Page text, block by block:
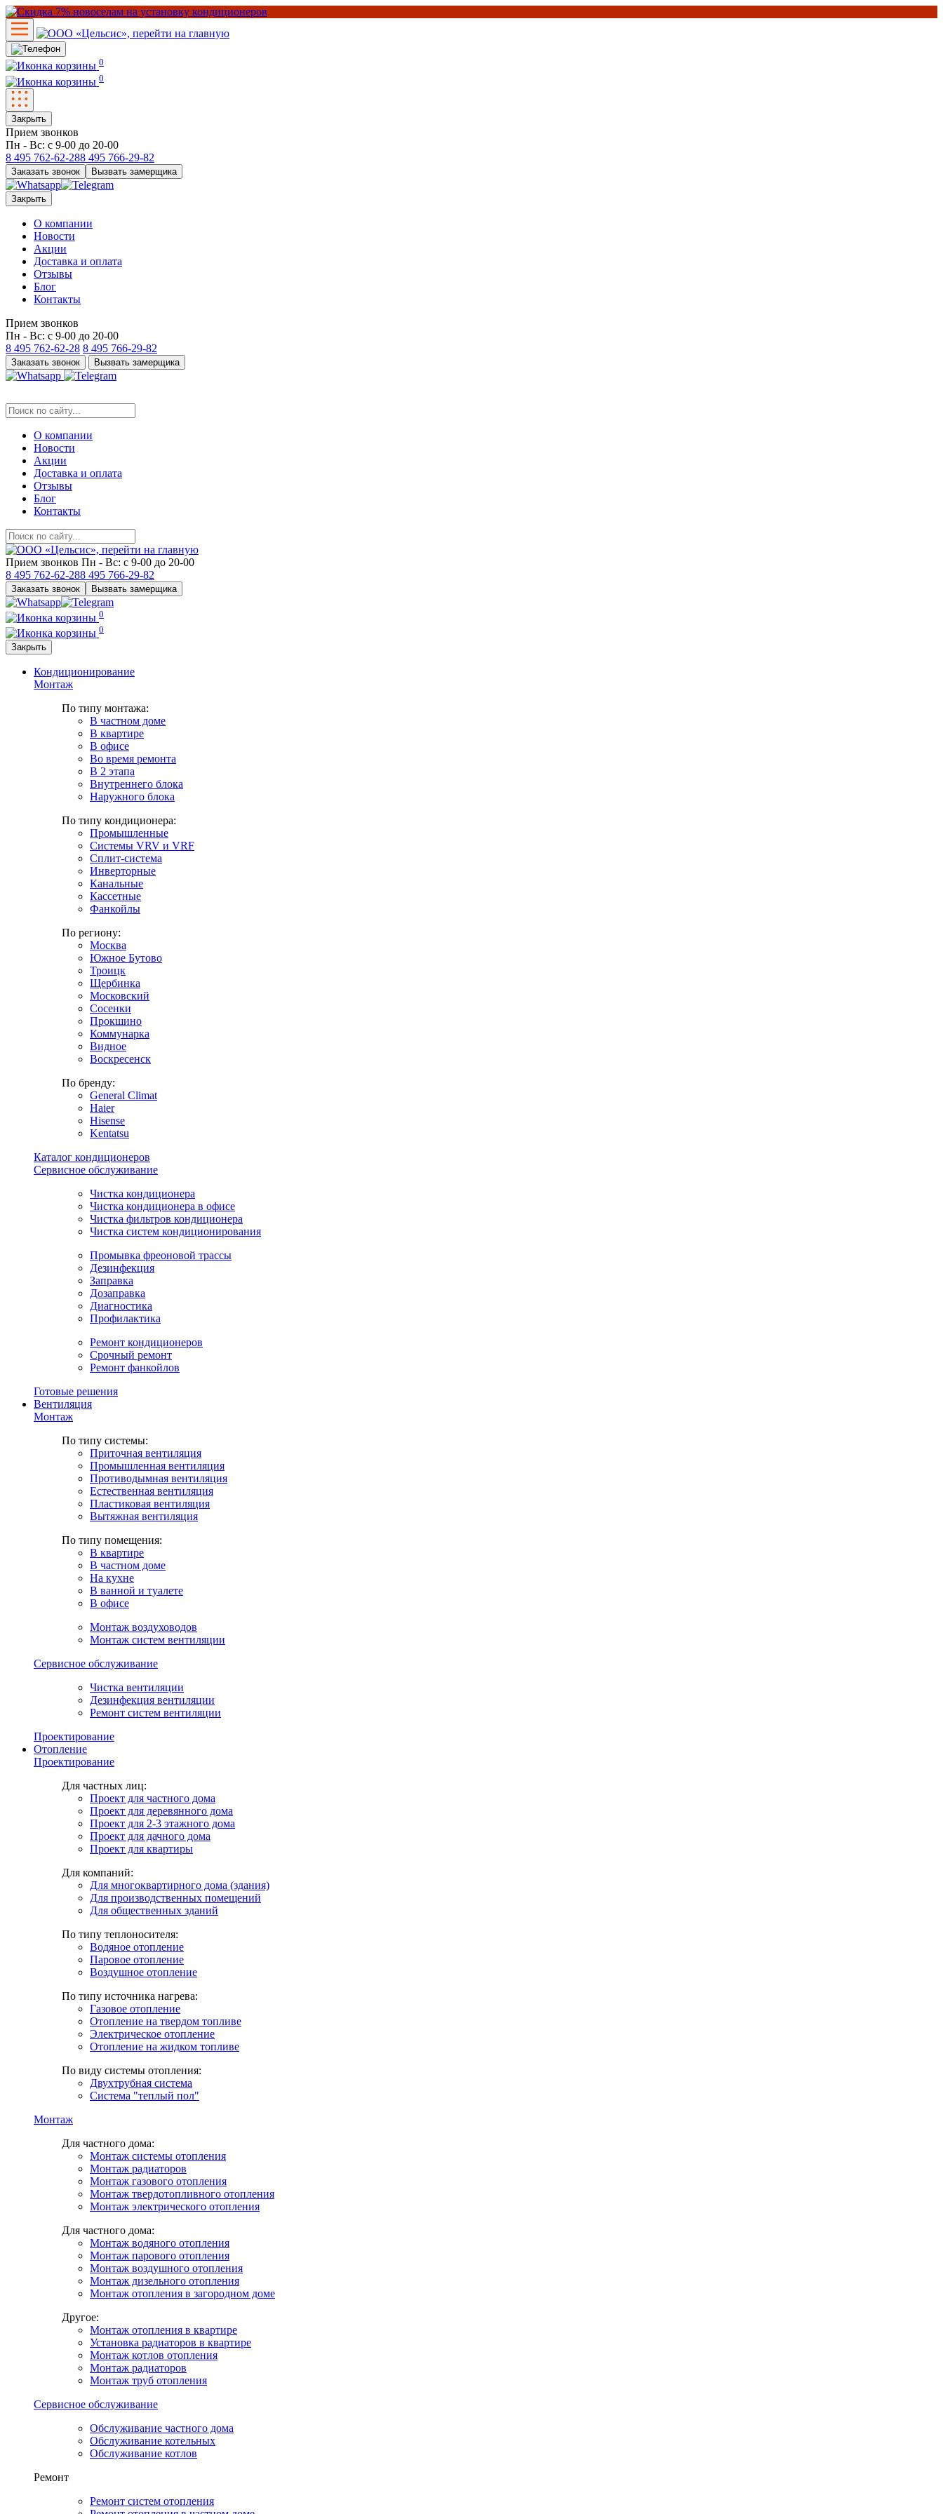
0
0
Закрыть
Прием звонков
Пн - Вс: с 9-00 до 20-00
8 495 762-62-288 495 766-29-82
Заказать звонок Вызвать замерщика
Закрыть
О компании
Новости
Акции
Доставка и оплата
Отзывы
Блог
Контакты
Прием звонков
Пн - Вс: с 9-00 до 20-00
8 495 762-62-28 8 495 766-29-82
Заказать звонок Вызвать замерщика
О компании
Новости
Акции
Доставка и оплата
Отзывы
Блог
Контакты
Прием звонков Пн - Вс: с 9-00 до 20-00
8 495 762-62-288 495 766-29-82
Заказать звонок Вызвать замерщика
0
0
Закрыть
Кондиционирование
Монтаж
По типу монтажа:
В частном доме
В квартире
В офисе
Во время ремонта
В 2 этапа
Внутреннего блока
Наружного блока
По типу кондиционера:
Промышленные
Системы VRV и VRF
Сплит-система
Инверторные
Канальные
Кассетные
Фанкойлы
По региону:
Москва
Южное Бутово
Троицк
Щербинка
Московский
Сосенки
Прокшино
Коммунарка
Видное
Воскресенск
По бренду:
General Climat
Haier
Hisense
Kentatsu
Каталог кондиционеров
Сервисное обслуживание
Чистка кондиционера
Чистка кондиционера в офисе
Чистка фильтров кондиционера
Чистка систем кондиционирования
Промывка фреоновой трассы
Дезинфекция
Заправка
Дозаправка
Диагностика
Профилактика
Ремонт кондиционеров
Срочный ремонт
Ремонт фанкойлов
Готовые решения
Вентиляция
Монтаж
По типу системы:
Приточная вентиляция
Промышленная вентиляция
Противодымная вентиляция
Естественная вентиляция
Пластиковая вентиляция
Вытяжная вентиляция
По типу помещения:
В квартире
В частном доме
На кухне
В ванной и туалете
В офисе
Монтаж воздуховодов
Монтаж систем вентиляции
Сервисное обслуживание
Чистка вентиляции
Дезинфекция вентиляции
Ремонт систем вентиляции
Проектирование
Отопление
Проектирование
Для частных лиц:
Проект для частного дома
Проект для деревянного дома
Проект для 2-3 этажного дома
Проект для дачного дома
Проект для квартиры
Для компаний:
Для многоквартирного дома (здания)
Для производственных помещений
Для общественных зданий
По типу теплоносителя:
Водяное отопление
Паровое отопление
Воздушное отопление
По типу источника нагрева:
Газовое отопление
Отопление на твердом топливе
Электрическое отопление
Отопление на жидком топливе
По виду системы отопления:
Двухтрубная система
Система "теплый пол"
Монтаж
Для частного дома:
Монтаж системы отопления
Монтаж радиаторов
Монтаж газового отопления
Монтаж твердотопливного отопления
Монтаж электрического отопления
Для частного дома:
Монтаж водяного отопления
Монтаж парового отопления
Монтаж воздушного отопления
Монтаж дизельного отопления
Монтаж отопления в загородном доме
Другое:
Монтаж отопления в квартире
Установка радиаторов в квартире
Монтаж котлов отопления
Монтаж радиаторов
Монтаж труб отопления
Сервисное обслуживание
Обслуживание частного дома
Обслуживание котельных
Обслуживание котлов
Ремонт
Ремонт систем отопления